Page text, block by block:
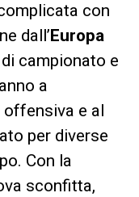
con
dall’ Europa
campionato e
a
e al
per diverse
Con la
sconfitta,